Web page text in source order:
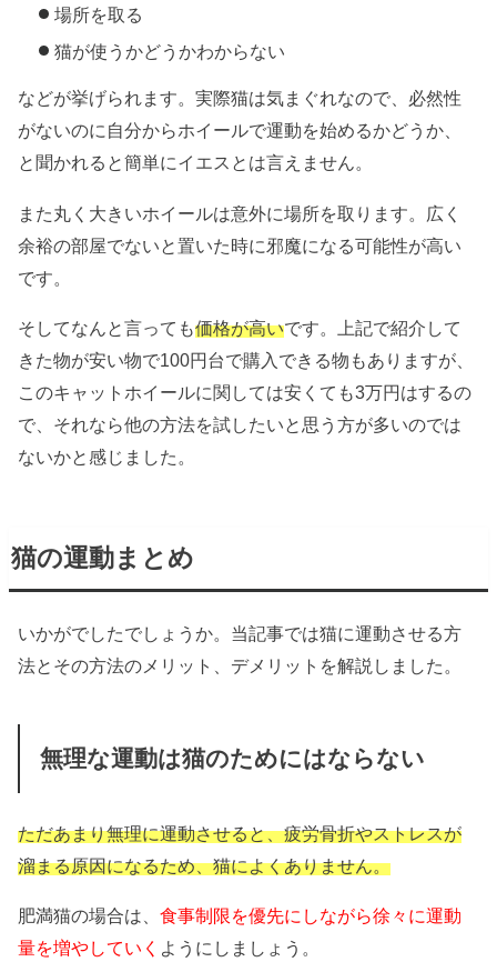
場所を取る
猫が使うかどうかわからない
などが挙げられます。実際猫は気まぐれなので、必然性
がないのに自分からホイールで運動を始めるかどうか、
と聞かれると簡単にイエスとは言えません。
また丸く大きいホイールは意外に場所を取ります。広く
余裕の部屋でないと置いた時に邪魔になる可能性が高い
です。
そしてなんと言っても価格が高いです。上記で紹介して
きた物が安い物で100円台で購入できる物もありますが、
このキャットホイールに関しては安くても3万円はするの
で、それなら他の方法を試したいと思う方が多いのでは
ないかと感じました。
猫の運動まとめ
いかがでしたでしょうか。当記事では猫に運動させる方
法とその方法のメリット、デメリットを解説しました。
無理な運動は猫のためにはならない
ただあまり無理に運動させると、疲労骨折やストレスが
溜まる原因になるため、猫によくありません。
肥満猫の場合は、食事制限を優先にしながら徐々に運動
量を増やしていく ようにしましょう。